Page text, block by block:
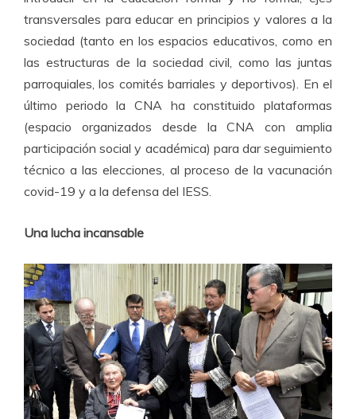
transversales para educar en principios y valores a la
sociedad (tanto en los espacios educativos, como en
las estructuras de la sociedad civil, como las juntas
parroquiales, los comités barriales y deportivos). En el
último periodo la CNA ha constituido plataformas
(espacio organizados desde la CNA con amplia
participación social y académica) para dar seguimiento
técnico a las elecciones, al proceso de la vacunación
covid-19 y a la defensa del IESS.
Una lucha incansable